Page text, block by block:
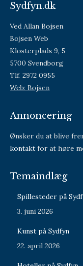
Sydfyn.dk
Ved Allan Bojsen
Bojsen Web
Klosterplads 9, 5
5700 Svendborg
Tlf. 2972 0955
Web: Bojsen
Annoncering
Ønsker du at blive
kontakt for at høre
Temaindlæg
Spillesteder på
3. juni 2026
Kunst på Sydfyn
22. april 2026